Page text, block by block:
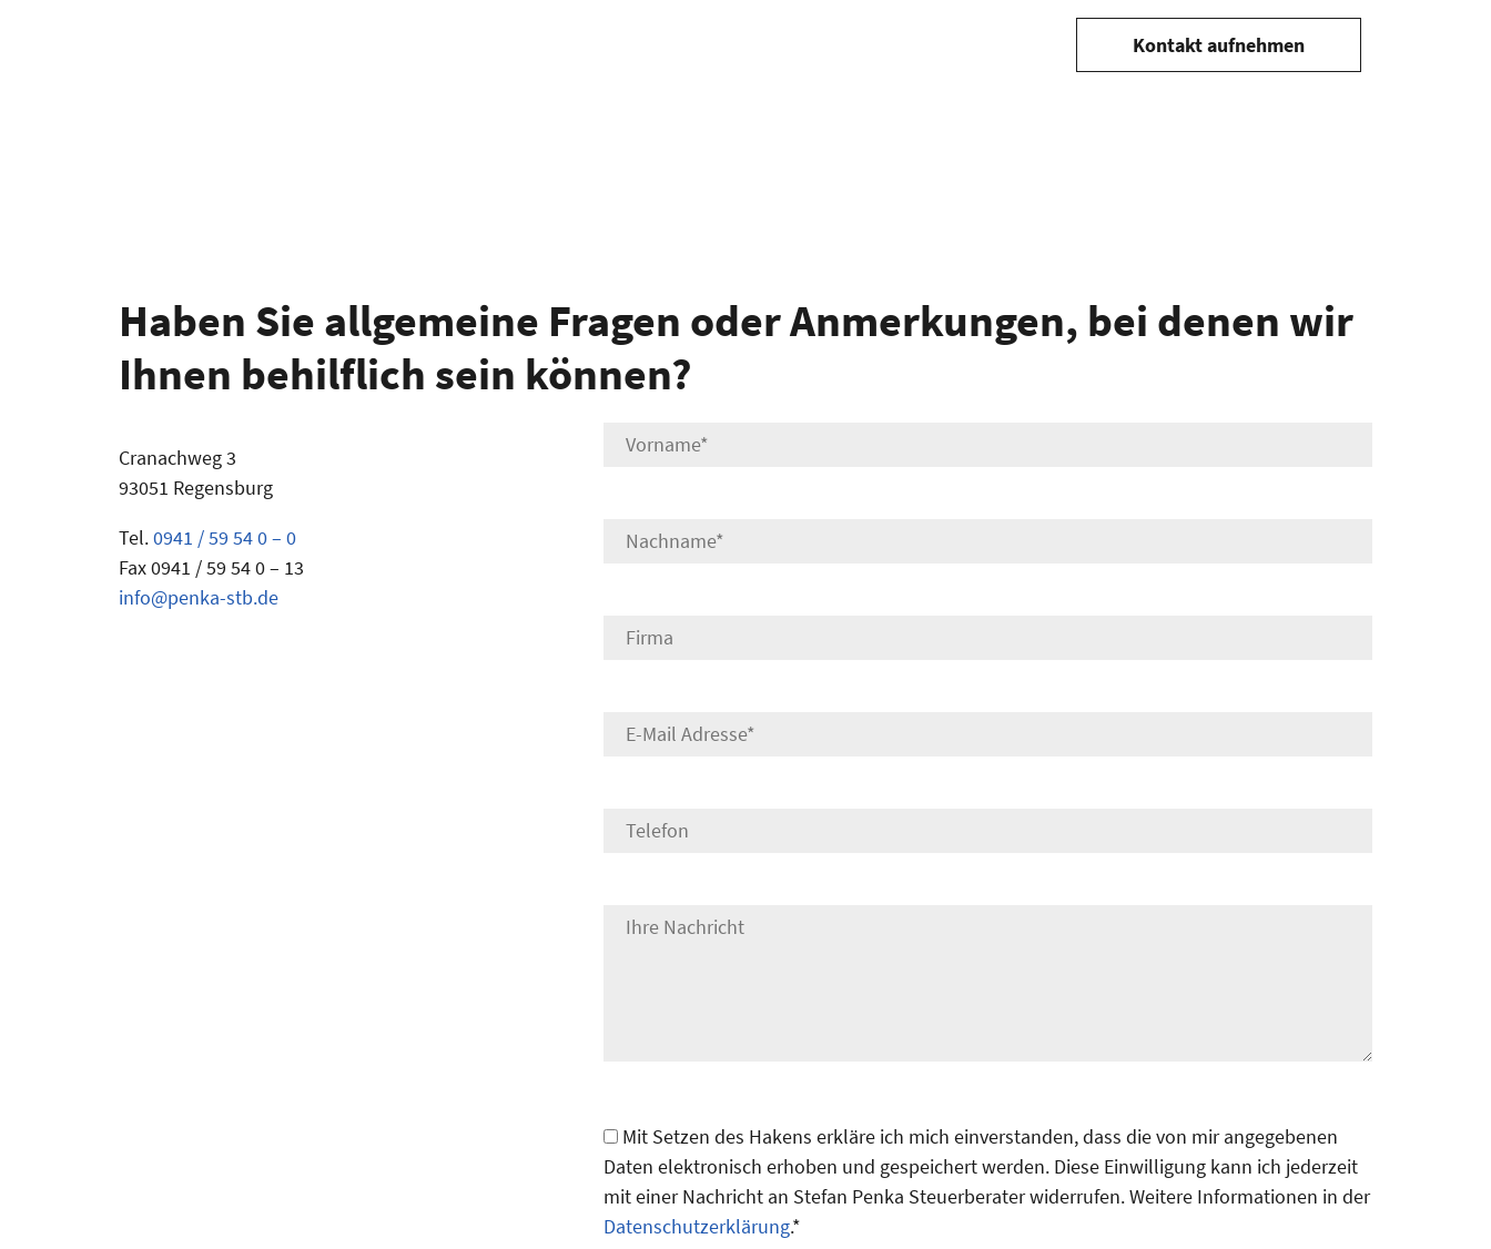
Kontakt aufnehmen
Haben Sie allgemeine Fragen oder Anmerkungen, bei denen wir
Ihnen behilflich sein können?
Cranachweg 3
93051 Regensburg
Tel.0941 / 59 54 0 – 0
Fax 0941 / 59 54 0 – 13
info@penka-stb.de
Mit Setzen des Hakens erkläre ich mich einverstanden, dass die von mir angegebenen
Daten elektronisch erhoben und gespeichert werden. Diese Einwilligung kann ich jederzeit
mit einer Nachricht an Stefan Penka Steuerberater widerrufen. Weitere Informationen in der
Datenschutzerklärung.*